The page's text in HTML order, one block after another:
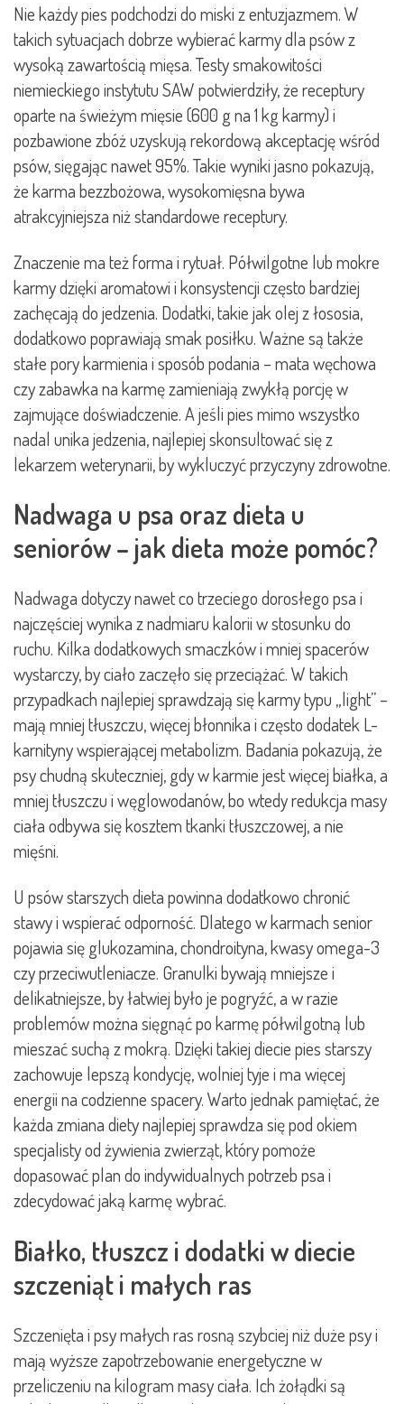
Nie każdy pies podchodzi do miski z entuzjazmem. W
takich sytuacjach dobrze wybierać karmy dla psów z
wysoką zawartością mięsa. Testy smakowitości
niemieckiego instytutu SAW potwierdziły, że receptury
oparte na świeżym mięsie (600 g na 1 kg karmy) i
pozbawione zbóż uzyskują rekordową akceptację wśród
psów, sięgając nawet 95%. Takie wyniki jasno pokazują,
że karma bezzbożowa, wysokomięsna bywa
atrakcyjniejsza niż standardowe receptury.
Znaczenie ma też forma i rytuał. Półwilgotne lub mokre
karmy dzięki aromatowi i konsystencji często bardziej
zachęcają do jedzenia. Dodatki, takie jak olej z łososia,
dodatkowo poprawiają smak posiłku. Ważne są także
stałe pory karmienia i sposób podania – mata węchowa
czy zabawka na karmę zamieniają zwykłą porcję w
zajmujące doświadczenie. A jeśli pies mimo wszystko
nadal unika jedzenia, najlepiej skonsultować się z
lekarzem weterynarii, by wykluczyć przyczyny zdrowotne.
Nadwaga u psa oraz dieta u
seniorów – jak dieta może pomóc?
Nadwaga dotyczy nawet co trzeciego dorosłego psa i
najczęściej wynika z nadmiaru kalorii w stosunku do
ruchu. Kilka dodatkowych smaczków i mniej spacerów
wystarczy, by ciało zaczęło się przeciążać. W takich
przypadkach najlepiej sprawdzają się karmy typu „light” –
mają mniej tłuszczu, więcej błonnika i często dodatek L-
karnityny wspierającej metabolizm. Badania pokazują, że
psy chudną skuteczniej, gdy w karmie jest więcej białka, a
mniej tłuszczu i węglowodanów, bo wtedy redukcja masy
ciała odbywa się kosztem tkanki tłuszczowej, a nie
mięśni.
U psów starszych dieta powinna dodatkowo chronić
stawy i wspierać odporność. Dlatego w karmach senior
pojawia się glukozamina, chondroityna, kwasy omega-3
czy przeciwutleniacze. Granulki bywają mniejsze i
delikatniejsze, by łatwiej było je pogryźć, a w razie
problemów można sięgnąć po karmę półwilgotną lub
mieszać suchą z mokrą. Dzięki takiej diecie pies starszy
zachowuje lepszą kondycję, wolniej tyje i ma więcej
energii na codzienne spacery. Warto jednak pamiętać, że
każda zmiana diety najlepiej sprawdza się pod okiem
specjalisty od żywienia zwierząt, który pomoże
dopasować plan do indywidualnych potrzeb psa i
zdecydować jaką karmę wybrać.
Białko, tłuszcz i dodatki w diecie
szczeniąt i małych ras
Szczenięta i psy małych ras rosną szybciej niż duże psy i
mają wyższe zapotrzebowanie energetyczne w
przeliczeniu na kilogram masy ciała. Ich żołądki są